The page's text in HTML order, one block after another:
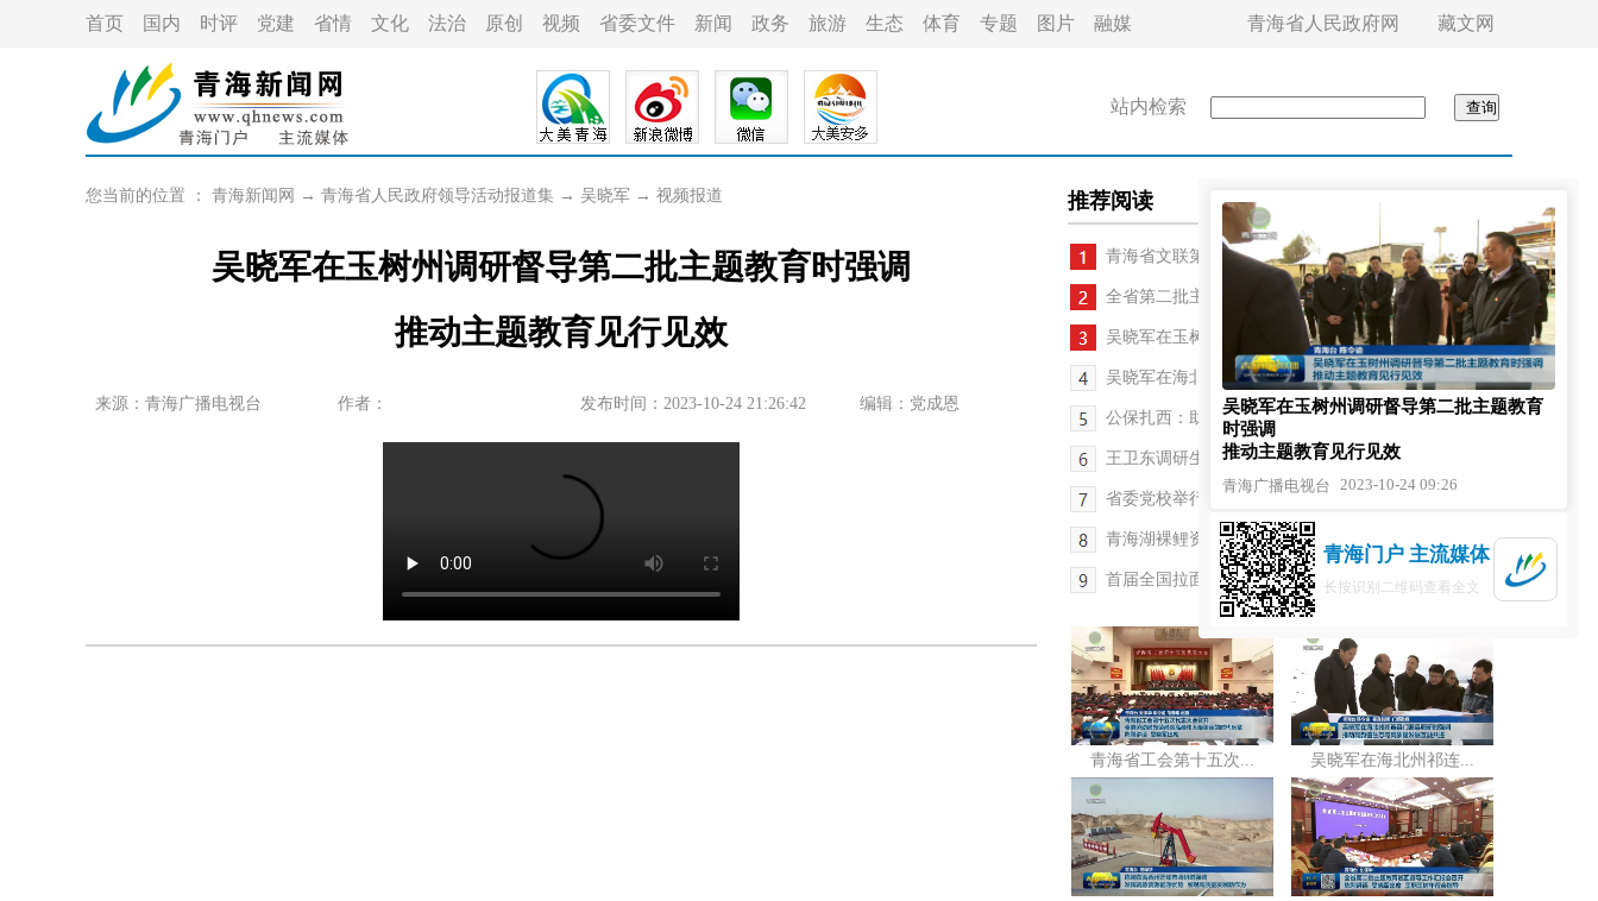
首页 国内 时评 党建 省情 文化 法治 原创 视频 省委文件 新闻 政务 旅游 生态 体育 专题 图片 融媒 青海省人民政府网 藏文网
站内检索
您当前的位置 ： 青海新闻网 → 青海省人民政府领导活动报道集 → 吴晓军 → 视频报道
吴晓军在玉树州调研督导第二批主题教育时强调
推动主题教育见行见效
来源：青海广播电视台 作者： 发布时间：2023-10-24 21:26:42 编辑：党成恩
推荐阅读
青海省文联第九次代表大会召开
全省第二批主题教育巡回督导工作汇报会召开
吴晓军在玉树州调研督导第二批主题教育
吴晓军在海北州祁连县门源县调研
公保扎西：助力青海民族宗教工作高质量发展
王卫东调研生态环保问题整改工作
省委党校举行2023年秋季学期开学典礼
青海湖裸鲤资源保护行动动员部署会召开
首届全国拉面技能大赛在海东市开幕
青海省工会第十五次... 吴晓军在海北州祁连...
吴晓军在玉树州调研督导第二批主题教育
时强调
推动主题教育见行见效
青海广播电视台 2023-10-24 09:26
青海门户 主流媒体
长按识别二维码查看全文